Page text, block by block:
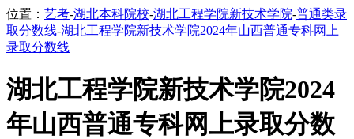
位置： 艺考-湖北本科院校-湖北工程学院新技术学院-普通类录
取分数线-湖北工程学院新技术学院2024年山西普通专科网上
录取分数线
湖北工程学院新技术学院2024
年山西普通专科网上录取分数